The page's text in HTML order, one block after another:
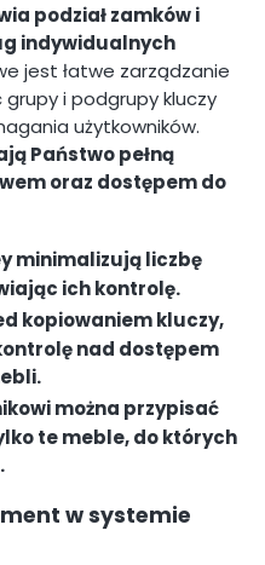
podział zamków i
indywidualnych
jest łatwe zarządzanie
i podgrupy kluczy
użytkowników.
Państwo pełną
oraz dostępem do
minimalizują liczbę
ich kontrolę.
kopiowaniem kluczy,
nad dostępem
można przypisać
te meble, do których
w systemie